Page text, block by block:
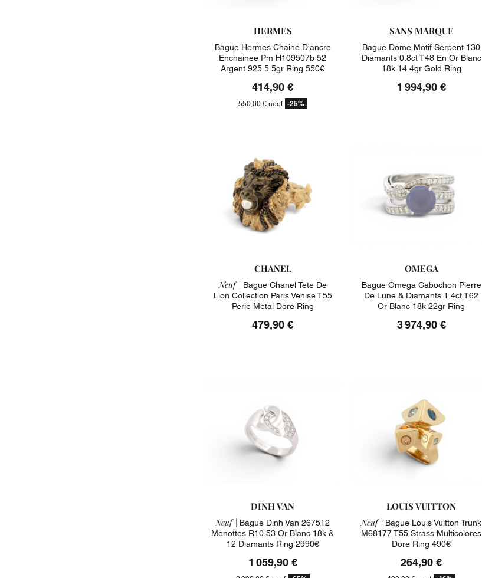
HERMES
Bague Hermes Chaine D'ancre
Enchainee Pm H109507b 52
Argent 925 5.5gr Ring 550€
414,90 €
550,00 € neuf -25%
SANS MARQUE
Bague Dome Motif Serpent 130
Diamants 0.8ct T48 En Or Blanc
18k 14.4gr Gold Ring
1 994,90 €
CHANEL
Neuf | Bague Chanel Tete De
Lion Collection Paris Venise T55
Perle Metal Dore Ring
479,90 €
OMEGA
Bague Omega Cabochon Pierre
De Lune & Diamants 1.4ct T62
Or Blanc 18k 22gr Ring
3 974,90 €
DINH VAN
Neuf | Bague Dinh Van 267512
Menottes R10 53 Or Blanc 18k &
12 Diamants Ring 2990€
1 059,90 €
LOUIS VUITTON
Neuf | Bague Louis Vuitton Trunk
M68177 T55 Strass Multicolores
Dore Ring 490€
264,90 €